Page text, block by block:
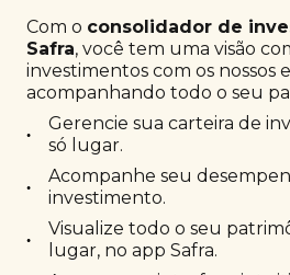
Com o consolidador de
Safra, você tem uma visão
investimentos com os nossos
acompanhando todo o seu
•
Gerencie sua carteira de
só lugar.
•
Acompanhe seu
investimento.
•
Visualize todo o seu
lugar, no app Safra.